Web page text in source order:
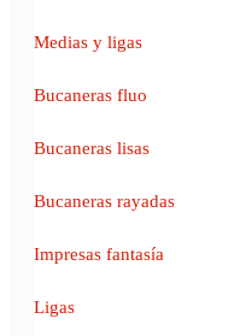
Medias y ligas
Bucaneras fluo
Bucaneras lisas
Bucaneras rayadas
Impresas fantasía
Ligas